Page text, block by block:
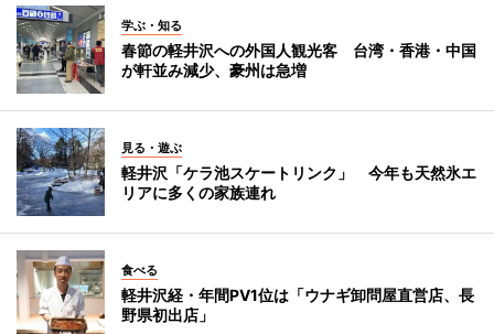
学ぶ・知る
春節の軽井沢への外国人観光客 台湾・香港・中国
が軒並み減少、豪州は急増
見る・遊ぶ
軽井沢「ケラ池スケートリンク」 今年も天然氷エ
リアに多くの家族連れ
食べる
軽井沢経・年間PV1位は「ウナギ卸問屋直営店、長
野県初出店」